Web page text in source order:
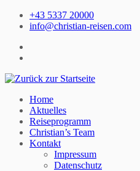
Zum
Inhalt
+43 5337 20000
info@christian-reisen.com
Home
Aktuelles
Reiseprogramm
Christian’s Team
Kontakt
Impressum
Datenschutz